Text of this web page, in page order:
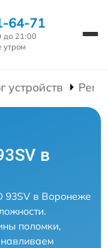
64-71
до 21:00
утром
устройств
в
93SV в Воронеже
поломки,